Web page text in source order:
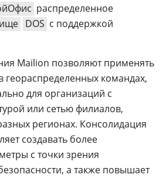
распределенное
DOS с поддержкой
Mailion позволяют применять
геораспределенных командах,
для организаций с
или сетью филиалов,
регионах. Консолидация
создавать более
с точки зрения
а также повышает